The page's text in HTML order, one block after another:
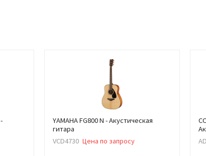
YAMAHA FG800 N - Акустическая
гитара
VCD4730 Цена по запросу